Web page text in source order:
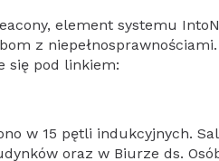
element systemu
z
się pod linkiem:
w 15 pętli indukcyjnych.
oraz w Biurze ds.